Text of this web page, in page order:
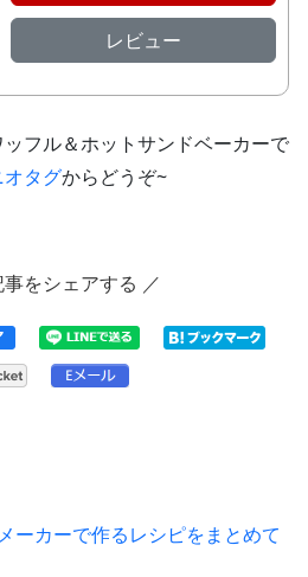
レビュー
フル＆ホットサンドベーカーで
オタグからどうぞ~
をシェアする ／
ーカーで作るレシピをまとめて